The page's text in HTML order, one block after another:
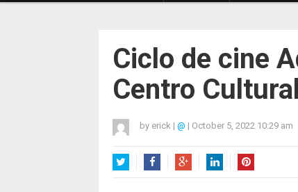
Ciclo de cine
Centro
by erick | @ | October 5, 2022 10:29 am